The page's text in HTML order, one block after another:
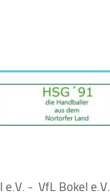
e.V. - VfL Bokel e.V.